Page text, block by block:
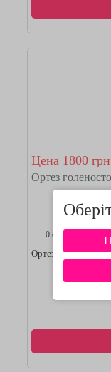
Цена 1800 грн
Ортез
0 отзывов
Ортез для